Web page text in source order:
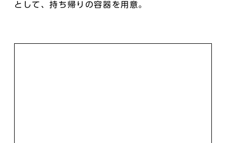
として、持ち帰りの容器を用意。